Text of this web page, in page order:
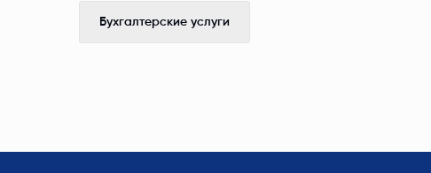
Бухгалтерские услуги